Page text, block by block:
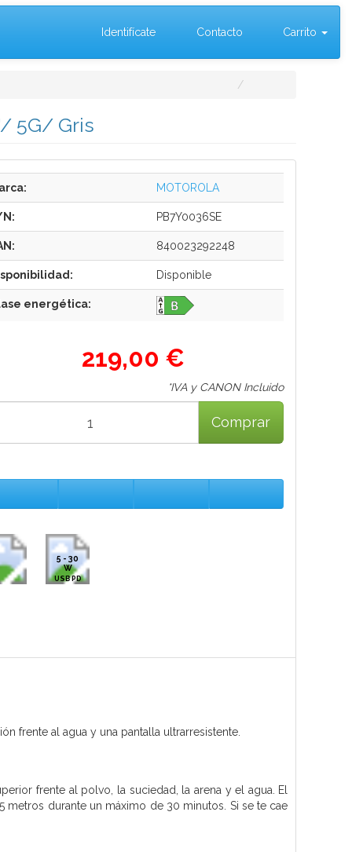
Identifícate Contacto Carrito
5G/ Gris
MOTOROLA
N: PB7Y0036SE
840023292248
Disponible
energética:
219,00 €
*IVA y CANON Incluido
Comprar
5 - 30
W
USB PD
frente al agua y una pantalla ultrarresistente.
frente al polvo, la suciedad, la arena y el agua. El
metros durante un máximo de 30 minutos. Si se te cae